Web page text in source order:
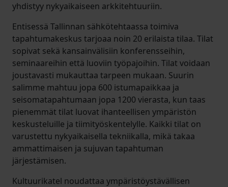
yhdistyy nykyaikaiseen arkkitehtuuriin.
Entisessä Tallinnan sähkötehtaassa toimiva
tapahtumakeskus tarjoaa noin 20 erilaista tilaa. Tilat
sopivat sekä kansainvälisiin konferensseihin,
seminaareihin että luoviin työpajoihin. Tilat voidaan
joustavasti mukauttaa tarpeen mukaan. Suurin
salimme mahtuu jopa 600 istumapaikkaa ja
seisomatapahtumaan jopa 1200 vierasta, kun taas
pienemmät tilat luovat ihanteellisen ympäristön
keskusteluille ja tiimityöskentelylle. Kaikki tilat on
varustettu nykyaikaisella tekniikalla, mikä takaa
ammattimaisen ja sujuvan tapahtuman
järjestämisen.
Kultuurikatel noudattaa ympäristöystävällisen